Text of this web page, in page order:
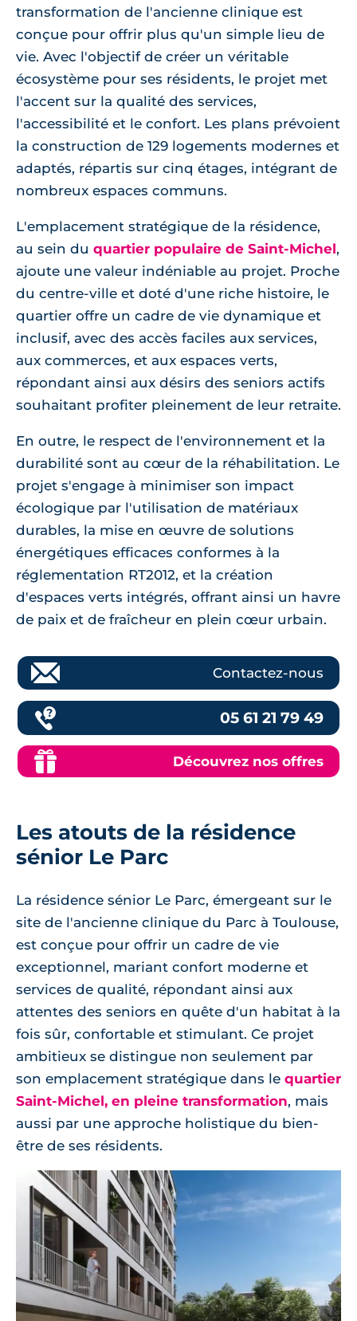
transformation de l'ancienne clinique est
conçue pour offrir plus qu'un simple lieu de
vie. Avec l'objectif de créer un véritable
écosystème pour ses résidents, le projet met
l'accent sur la qualité des services,
l'accessibilité et le confort. Les plans prévoient
la construction de 129 logements modernes et
adaptés, répartis sur cinq étages, intégrant de
nombreux espaces communs.
L'emplacement stratégique de la résidence,
au sein du quartier populaire de Saint-Michel,
ajoute une valeur indéniable au projet. Proche
du centre-ville et doté d'une riche histoire, le
quartier offre un cadre de vie dynamique et
inclusif, avec des accès faciles aux services,
aux commerces, et aux espaces verts,
répondant ainsi aux désirs des seniors actifs
souhaitant profiter pleinement de leur retraite.
En outre, le respect de l'environnement et la
durabilité sont au cœur de la réhabilitation. Le
projet s'engage à minimiser son impact
écologique par l'utilisation de matériaux
durables, la mise en œuvre de solutions
énergétiques efficaces conformes à la
réglementation RT2012, et la création
d'espaces verts intégrés, offrant ainsi un havre
de paix et de fraîcheur en plein cœur urbain.
Contactez-nous
05 61 21 79 49
Découvrez nos offres
Les atouts de la résidence
sénior Le Parc
La résidence sénior Le Parc, émergeant sur le
site de l'ancienne clinique du Parc à Toulouse,
est conçue pour offrir un cadre de vie
exceptionnel, mariant confort moderne et
services de qualité, répondant ainsi aux
attentes des seniors en quête d'un habitat à la
fois sûr, confortable et stimulant. Ce projet
ambitieux se distingue non seulement par
son emplacement stratégique dans le quartier
Saint-Michel, en pleine transformation, mais
aussi par une approche holistique du bien-
être de ses résidents.